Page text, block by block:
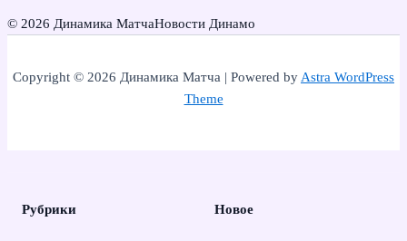
© 2026 Динамика МатчаНовости Динамо
Copyright © 2026 Динамика Матча | Powered byAstra WordPress
Theme
Рубрики Новое